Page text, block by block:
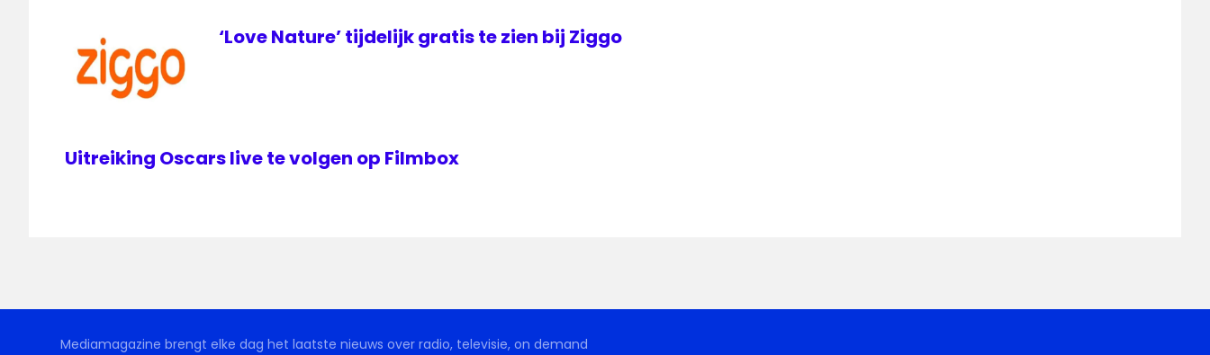
‘Love Nature’ tijdelijk gratis te zien bij Ziggo
Uitreiking Oscars live te volgen op Filmbox
Mediamagazine brengt elke dag het laatste nieuws over radio, televisie, on demand